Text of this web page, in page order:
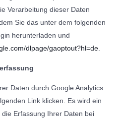
Verarbeitung dieser Daten
Sie das unter dem folgenden
herunterladen und
dlpage/gaoptout?hl=de
Daten durch Google Analytics
Link klicken. Es wird ein
Erfassung Ihrer Daten bei